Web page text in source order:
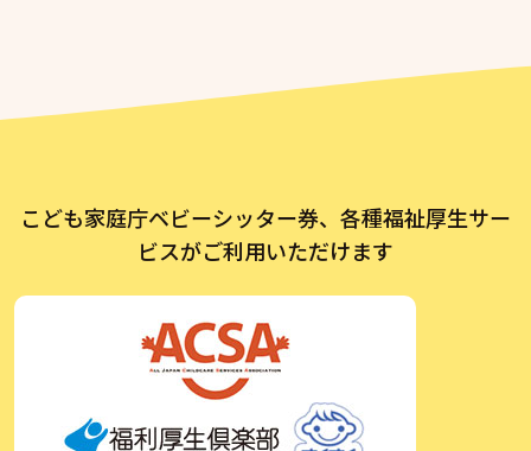
こども家庭庁ベビーシッター券、各種福祉厚生サー
ビスがご利用いただけます